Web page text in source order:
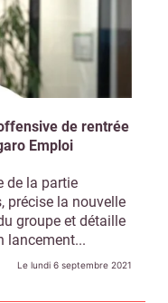
de rentrée
Emploi
de la partie
précise la nouvelle
groupe et détaille
lancement...
Le lundi 6 septembre 2021